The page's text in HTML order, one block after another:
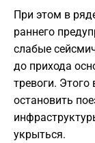
При этом в
раннего
слабые
до прихода
тревоги.
остановить
укрыться.